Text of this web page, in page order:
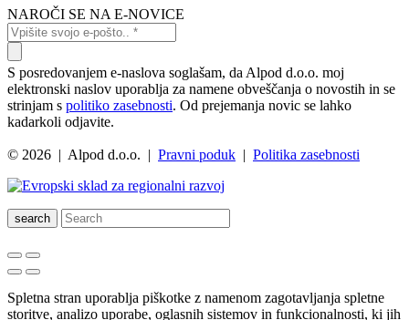
NAROČI SE NA E-NOVICE
S posredovanjem e-naslova soglašam, da Alpod d.o.o. moj
elektronski naslov uporablja za namene obveščanja o novostih in se
strinjam s politiko zasebnosti. Od prejemanja novic se lahko
kadarkoli odjavite.
© 2026 | Alpod d.o.o. | Pravni poduk | Politika zasebnosti
search
Spletna stran uporablja piškotke z namenom zagotavljanja spletne
storitve, analizo uporabe, oglasnih sistemov in funkcionalnosti, ki jih